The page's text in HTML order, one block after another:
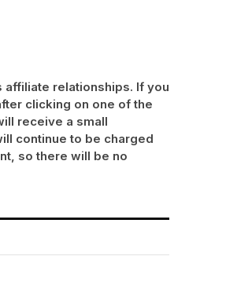
affiliate relationships. If you
clicking on one of the
receive a small
continue to be charged
so there will be no